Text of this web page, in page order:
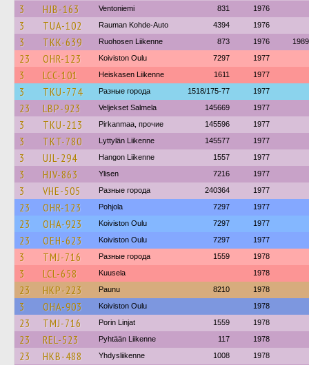
3 HJB-163 Ventoniemi 831 1976
3 TUA-102 Rauman Kohde-Auto 4394 1976
3 TKK-639 Ruohosen Liikenne 873 1976 1989
23 OHR-123 Koiviston Oulu 7297 1977
3 LCC-101 Heiskasen Liikenne 1611 1977
3 TKU-774 Разные города 1518/175-77 1977
23 LBP-923 Veljekset Salmela 145669 1977
3 TKU-213 Pirkanmaa, прочие 145596 1977
3 TKT-780 Lyttylän Liikenne 145577 1977
3 UJL-294 Hangon Liikenne 1557 1977
3 HJV-863 Ylisen 7216 1977
3 VHE-505 Разные города 240364 1977
23 OHR-123 Pohjola 7297 1977
23 OHA-923 Koiviston Oulu 7297 1977
23 OEH-623 Koiviston Oulu 7297 1977
3 TMJ-716 Разные города 1559 1978
3 LCL-658 Kuusela 1978
23 HKP-223 Paunu 8210 1978
3 OHA-903 Koiviston Oulu 1978
23 TMJ-716 Porin Linjat 1559 1978
23 REL-523 Pyhtään Liikenne 117 1978
23 HKB-488 Yhdysliikenne 1008 1978